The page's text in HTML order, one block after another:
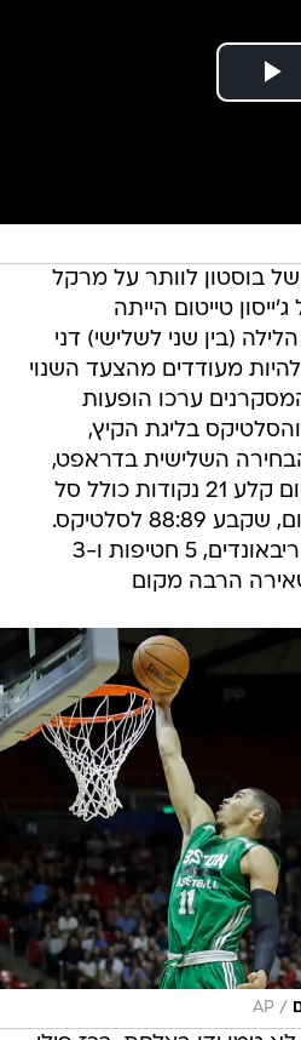
בוסטון לוותר על מרקל
טייטום הייתה
(בין שני לשלישי) דני
להיות מעודדים מהצעד השנוי
ערכו הופעות
בליגת הקיץ,
השלישית בדראפט,
הייתה על העליונה. טייטום קלע 21 נקודות כולל סל
הניצחון שבע שניות לסיום, שקבע 88:89 לסלטיקס.
לכל זה הוא הוסיף גם 7 ריבאונדים, 5 חטיפות ו-3
הרבה מקום
/
AP